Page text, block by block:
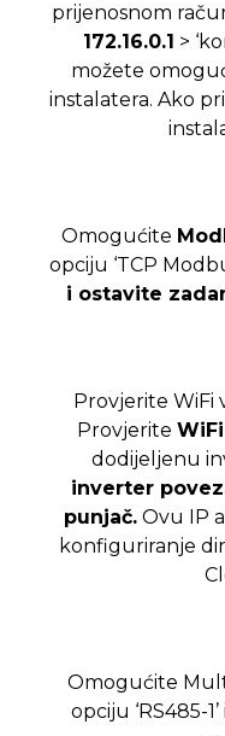
prijenosnom
172.16.0.1 >
možete
instalatera. Ako
Omogućite
opciju ‘TCP
i ostavite
Provjerite WiFi
Provjerite
dodijeljenu
inverter
punjač. Ovu IP
konfiguriranje
Omogućite
opciju ‘RS485-